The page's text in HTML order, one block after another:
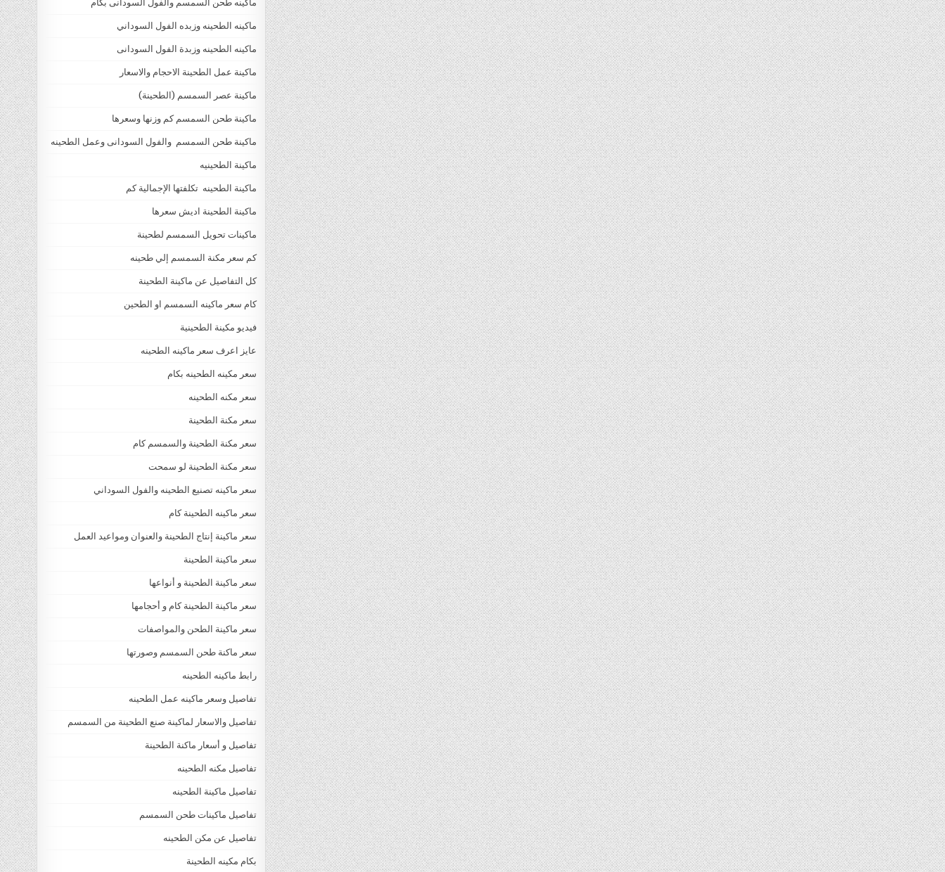
ماكينه طحن السمسم والفول السودانى بكام
ماكينه الطحينه وزبده الفول السوداني
ماكينه الطحينه وزبدة الفول السودانى
ماكينة عمل الطحينة الاحجام والاسعار
ماكينة عصر السمسم (الطحينة)
ماكينة طحن السمسم كم وزنها وسعرها
ماكينة طحن السمسم والفول السودانى وعمل الطحينه
ماكينة الطحينيه
ماكينة الطحينه تكلفتها الإجمالية كم
ماكينة الطحينة اديش سعرها
ماكينات تحويل السمسم لطحينة
كم سعر مكنة السمسم إلي طحينه
كل التفاصيل عن ماكينة الطحينة
كام سعر ماكينه السمسم او الطحين
فيديو مكينة الطحينية
عايز اعرف سعر ماكينه الطحينه
سعر مكينه الطحينه بكام
سعر مكنه الطحينه
سعر مكنة الطحينة
سعر مكنة الطحينة والسمسم كام
سعر مكنة الطحينة لو سمحت
سعر ماكينه تصنيع الطحينه والفول السوداني
سعر ماكينه الطحينة كام
سعر ماكينة إنتاج الطحينة والعنوان ومواعيد العمل
سعر ماكينة الطحينة
سعر ماكينة الطحينة و أنواعها
سعر ماكينة الطحينة كام و أحجامها
سعر ماكينة الطحن والمواصفات
سعر ماكنة طحن السمسم وصورتها
رابط ماكينه الطحينه
تفاصيل وسعر ماكينه عمل الطحينه
تفاصيل والاسعار لماكينة صنع الطحينة من السمسم
تفاصيل و أسعار ماكنة الطحينة
تفاصيل مكنه الطحينه
تفاصيل ماكينة الطحينه
تفاصيل ماكينات طحن السمسم
تفاصيل عن مكن الطحينه
بكام مكينه الطحينة